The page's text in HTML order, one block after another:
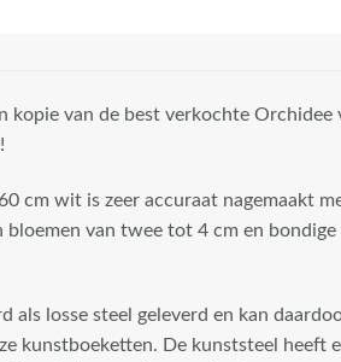
kopie van de best verkochte Orchidee
cm wit is zeer accuraat nagemaakt
van twee tot 4 cm en bondige
als losse steel geleverd en kan
kunstboeketten. De kunststeel heeft